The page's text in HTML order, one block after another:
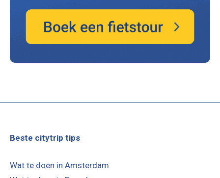
Beste citytrip tips
Wat te doen in Amsterdam